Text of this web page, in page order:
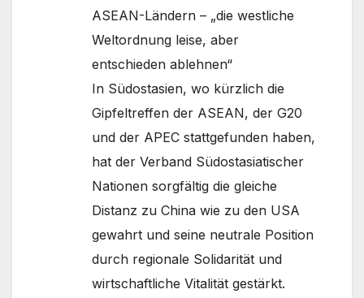
ASEAN-Ländern – „die westliche
Weltordnung leise, aber
entschieden ablehnen“
In Südostasien, wo kürzlich die
Gipfeltreffen der ASEAN, der G20
und der APEC stattgefunden haben,
hat der Verband Südostasiatischer
Nationen sorgfältig die gleiche
Distanz zu China wie zu den USA
gewahrt und seine neutrale Position
durch regionale Solidarität und
wirtschaftliche Vitalität gestärkt.